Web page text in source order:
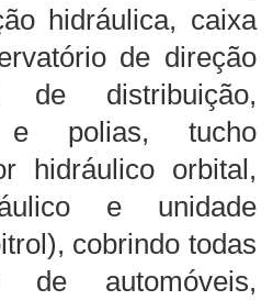
hidráulica, caixa
de direção
de distribuição,
e polias, tucho
hidráulico orbital,
e unidade
cobrindo todas
de automóveis,